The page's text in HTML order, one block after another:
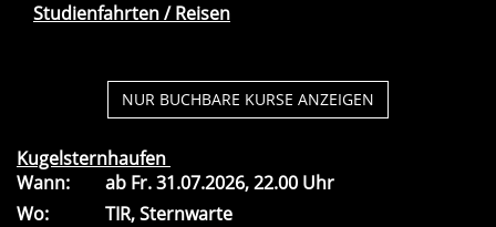
Studienfahrten / Reisen
NUR BUCHBARE KURSE ANZEIGEN
Kugelsternhaufen
Wann:
ab Fr.31.07.2026, 22.00 Uhr
Wo:
TIR, Sternwarte